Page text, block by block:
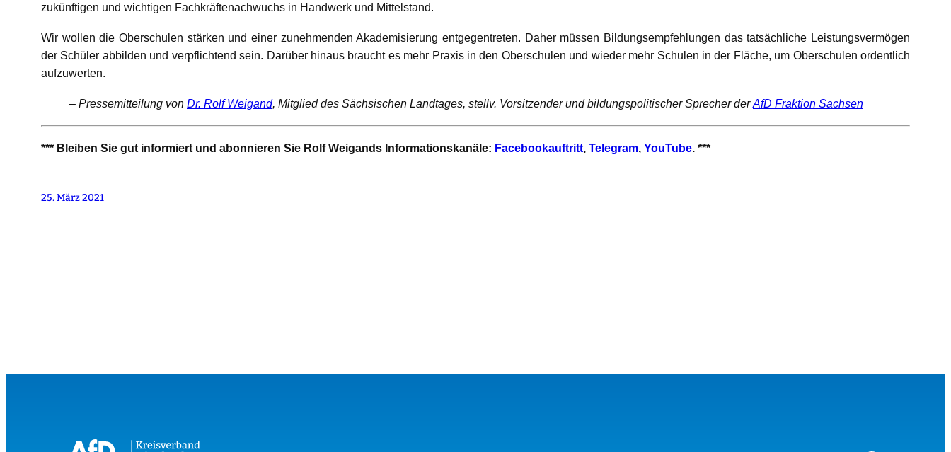
zukünftigen und wichtigen Fachkräftenachwuchs in Handwerk und Mittelstand.
Wir wollen die Oberschulen stärken und einer zunehmenden Akademisierung entgegentreten. Daher müssen Bildungsempfehlungen das tatsächliche Leistungsvermögen
der Schüler abbilden und verpflichtend sein. Darüber hinaus braucht es mehr Praxis in den Oberschulen und wieder mehr Schulen in der Fläche, um Oberschulen ordentlich
aufzuwerten.
– Pressemitteilung von Dr. Rolf Weigand, Mitglied des Sächsischen Landtages, stellv. Vorsitzender und bildungspolitischer Sprecher derAfD Fraktion Sachsen
*** Bleiben Sie gut informiert und abonnieren Sie Rolf Weigands Informationskanäle: Facebookauftritt, Telegram, YouTube. ***
25. März 2021